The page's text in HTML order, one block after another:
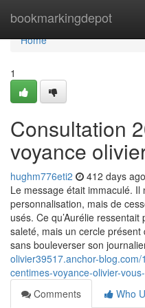
bookmarkingdepot
Home
Home
1
Consultation
voyance
hughm776eti2 412 days ago
Le message était immaculé. Il
personnalisation, mais de
usés. Ce qu’Aurélie
saleté, mais un cercle
sans bouleverser son
olivier39517.anchor-
centimes-voyance-olivier-
Comments
Who